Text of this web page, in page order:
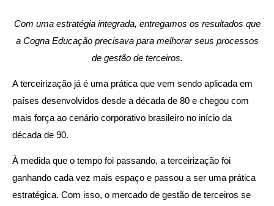
Com uma estratégia integrada, entregamos os resultados que
a Cogna Educação precisava para melhorar seus processos
de gestão de terceiros.
A terceirização já é uma prática que vem sendo aplicada em
países desenvolvidos desde a década de 80 e chegou com
mais força ao cenário corporativo brasileiro no início da
década de 90.
À medida que o tempo foi passando, a terceirização foi
ganhando cada vez mais espaço e passou a ser uma prática
estratégica. Com isso, o mercado de gestão de terceiros se